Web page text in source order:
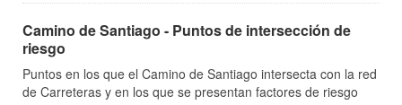
Camino de Santiago - Puntos de intersección de
riesgo
Puntos en los que el Camino de Santiago intersecta con la red
de Carreteras y en los que se presentan factores de riesgo